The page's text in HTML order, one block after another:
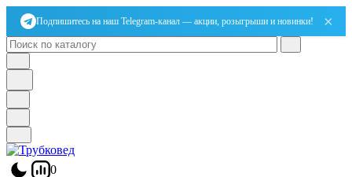
Подпишитесь на наш Telegram-канал — акции, розыгрыши и новинки! ×
0